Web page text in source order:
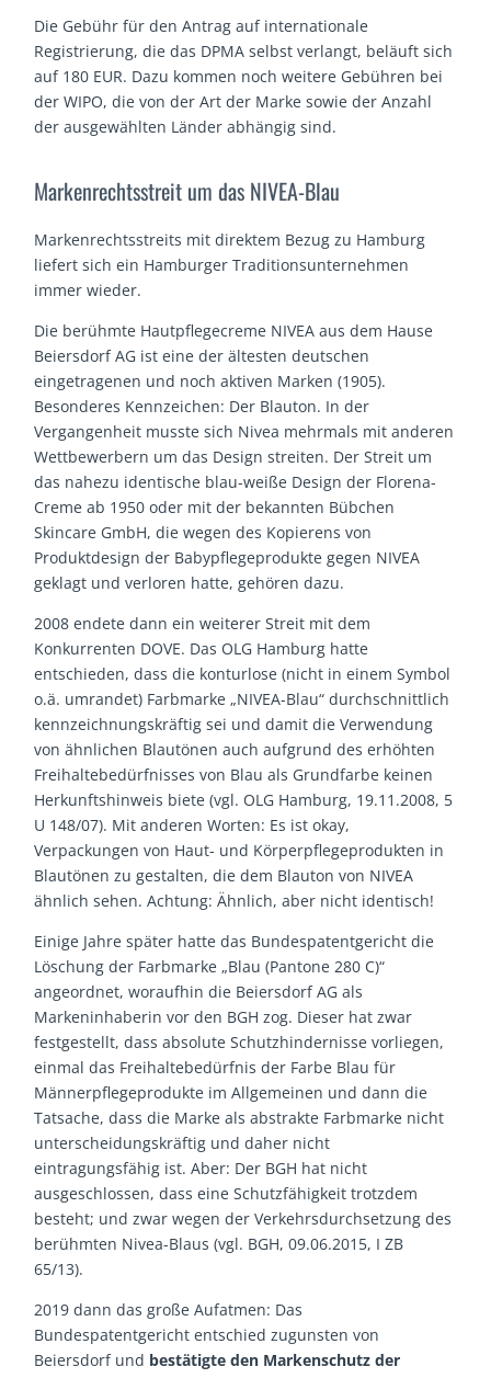
Die Gebühr für den Antrag auf internationale
Registrierung, die das DPMA selbst verlangt, beläuft sich
auf 180 EUR. Dazu kommen noch weitere Gebühren bei
der WIPO, die von der Art der Marke sowie der Anzahl
der ausgewählten Länder abhängig sind.
Markenrechtsstreit um das NIVEA-Blau
Markenrechtsstreits mit direktem Bezug zu Hamburg
liefert sich ein Hamburger Traditionsunternehmen
immer wieder.
Die berühmte Hautpflegecreme NIVEA aus dem Hause
Beiersdorf AG ist eine der ältesten deutschen
eingetragenen und noch aktiven Marken (1905).
Besonderes Kennzeichen: Der Blauton. In der
Vergangenheit musste sich Nivea mehrmals mit anderen
Wettbewerbern um das Design streiten. Der Streit um
das nahezu identische blau-weiße Design der Florena-
Creme ab 1950 oder mit der bekannten Bübchen
Skincare GmbH, die wegen des Kopierens von
Produktdesign der Babypflegeprodukte gegen NIVEA
geklagt und verloren hatte, gehören dazu.
2008 endete dann ein weiterer Streit mit dem
Konkurrenten DOVE. Das OLG Hamburg hatte
entschieden, dass die konturlose (nicht in einem Symbol
o.ä. umrandet) Farbmarke „NIVEA-Blau“ durchschnittlich
kennzeichnungskräftig sei und damit die Verwendung
von ähnlichen Blautönen auch aufgrund des erhöhten
Freihaltebedürfnisses von Blau als Grundfarbe keinen
Herkunftshinweis biete (vgl. OLG Hamburg, 19.11.2008, 5
U 148/07). Mit anderen Worten: Es ist okay,
Verpackungen von Haut- und Körperpflegeprodukten in
Blautönen zu gestalten, die dem Blauton von NIVEA
ähnlich sehen. Achtung: Ähnlich, aber nicht identisch!
Einige Jahre später hatte das Bundespatentgericht die
Löschung der Farbmarke „Blau (Pantone 280 C)“
angeordnet, woraufhin die Beiersdorf AG als
Markeninhaberin vor den BGH zog. Dieser hat zwar
festgestellt, dass absolute Schutzhindernisse vorliegen,
einmal das Freihaltebedürfnis der Farbe Blau für
Männerpflegeprodukte im Allgemeinen und dann die
Tatsache, dass die Marke als abstrakte Farbmarke nicht
unterscheidungskräftig und daher nicht
eintragungsfähig ist. Aber: Der BGH hat nicht
ausgeschlossen, dass eine Schutzfähigkeit trotzdem
besteht; und zwar wegen der Verkehrsdurchsetzung des
berühmten Nivea-Blaus (vgl. BGH, 09.06.2015, I ZB
65/13).
2019 dann das große Aufatmen: Das
Bundespatentgericht entschied zugunsten von
Beiersdorf und bestätigte den Markenschutz der